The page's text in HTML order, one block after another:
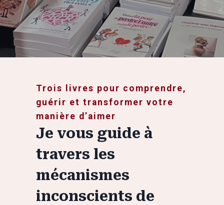
Trois livres pour comprendre,
guérir et transformer votre
manière d’aimer
Je vous guide à
travers les
mécanismes
inconscients de